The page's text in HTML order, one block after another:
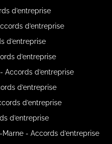
d’entreprise
d’entreprise
d’entreprise
d’entreprise
Accords d’entreprise
d’entreprise
d’entreprise
d’entreprise
- Accords d’entreprise